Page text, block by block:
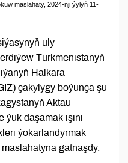
maslahaty, 2024-nji ýylyň 11-
uly
Türkmenistanyň
Halkara
çakylygy boýunça şu
Aktau
ýük daşamak işini
ýokarlandyrmak
gatnaşdy.